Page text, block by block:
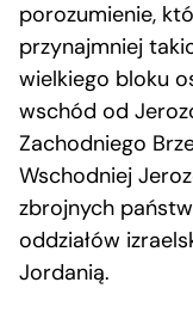
porozumienie,
przynajmniej
wielkiego bloku
wschód od
Zachodniego
Wschodniej
zbrojnych
oddziałów
Jordanią.